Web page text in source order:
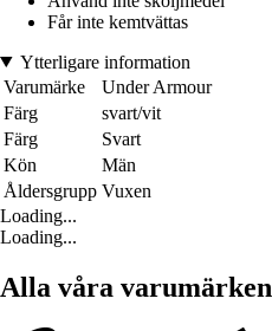
Får inte kemtvättas
Ytterligare information
Varumärke
Under Armour
Färg
svart/vit
Färg
Svart
Kön
Män
Åldersgrupp Vuxen
Loading...
Loading...
Alla våra varumärken